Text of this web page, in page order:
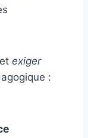
et exiger
: